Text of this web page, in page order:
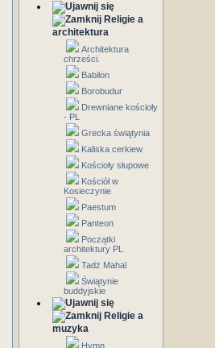
Religie a
architektura
Architektura
chrześci.
Babilon
Borobudur
Drewniane kościoły
- PL
Grecka świątynia
Kaliska cerkiew
Kościoły słupowe
Kościół w
Kosieczynie
Paestum
Panteon
Początki
architektury PL
Tadż Mahal
Świątynie
buddyjskie
Religie a
muzyka
Hymn